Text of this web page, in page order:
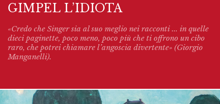
GIMPEL L’IDIOTA
«Credo che Singer sia al suo meglio nei racconti ... in quelle
dieci paginette, poco meno, poco più che ti offrono un cibo
raro, che potrei chiamare l’angoscia divertente» (Giorgio
Manganelli).